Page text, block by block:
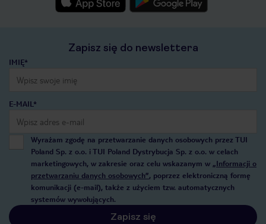
Zapisz się do newslettera
IMIĘ*
E-MAIL*
Wyrażam zgodę na przetwarzanie danych osobowych przez TUI
Poland Sp. z o.o. i TUI Poland Dystrybucja Sp. z o.o. w celach
marketingowych, w zakresie oraz celu wskazanym w „Informacji o
przetwarzaniu danych osobowych”, poprzez elektroniczną formę
komunikacji (e-mail), także z użyciem tzw. automatycznych
systemów wywołujących.
Zapisz się